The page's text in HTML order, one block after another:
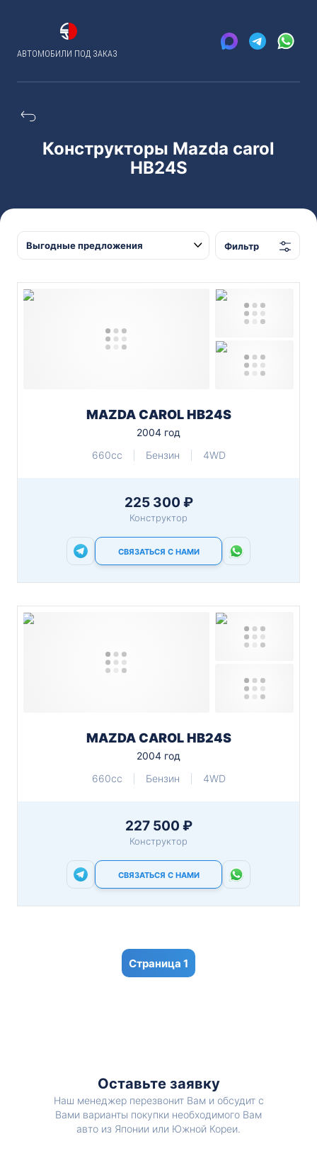
АВТОМОБИЛИ ПОД ЗАКАЗ
Конструкторы Mazda carol
HB24S
Фильтр
MAZDA CAROL HB24S
2004 год
660cc
Бензин 4WD
225 300 ₽
Конструктор
СВЯЗАТЬСЯ С НАМИ
MAZDA CAROL HB24S
2004 год
660cc
Бензин 4WD
227 500 ₽
Конструктор
СВЯЗАТЬСЯ С НАМИ
1
Оставьте заявку
Наш менеджер перезвонит Вам и обсудит с
Вами варианты покупки необходимого Вам
авто из Японии или Южной Кореи.